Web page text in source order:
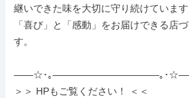
継いできた味を大切に守り続けていま
「喜び」と「感動」をお届けできる店
す。
――☆･｡―――――――――――｡･
＞＞ HPもご覧ください！ ＜＜